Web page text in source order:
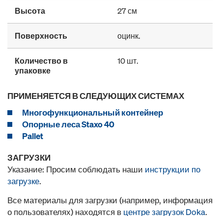
Высота 27 см
Поверхность оцинк.
Количество в
упаковке
10 шт.
ПРИМЕНЯЕТСЯ В СЛЕДУЮЩИХ СИСТЕМАХ
Многофункциональный контейнер
Опорные леса Staxo 40
Pallet
ЗАГРУЗКИ
Указание: Просим соблюдать наши инструкции по
загрузке.
Все материалы для загрузки (например, информация
о пользователях) находятся в центре загрузок Doka.